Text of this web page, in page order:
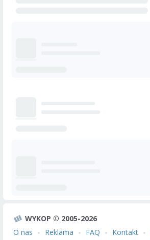
WYKOP © 2005-2026
O nas
Reklama FAQ Kontakt